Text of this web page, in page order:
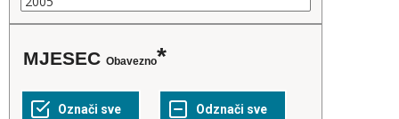
MJESEC Obavezno